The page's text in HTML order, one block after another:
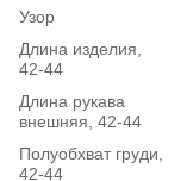
Узор
Длина изделия,
42-44
Длина рукава
внешняя, 42-44
Полуобхват груди,
42-44